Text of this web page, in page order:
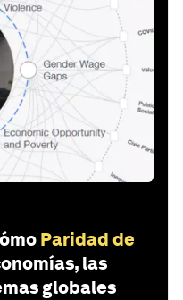
Paridad de
las
globales